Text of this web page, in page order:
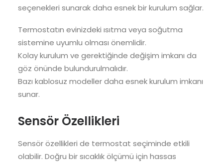
seçenekleri sunarak daha esnek bir kurulum sağlar.
Termostatın evinizdeki ısıtma veya soğutma
sistemine uyumlu olması önemlidir.
Kolay kurulum ve gerektiğinde değişim imkanı da
göz önünde bulundurulmalıdır.
Bazı kablosuz modeller daha esnek kurulum imkanı
sunar.
Sensör Özellikleri
Sensör özellikleri de termostat seçiminde etkili
olabilir. Doğru bir sıcaklık ölçümü için hassas